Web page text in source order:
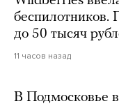
беспилотников.
до 50 тысяч
11 часов назад
В Подмосковье